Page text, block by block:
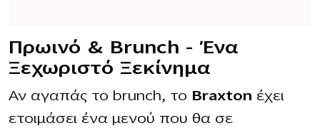
Πρωινό & Brunch – Ένα
Ξεχωριστό Ξεκίνημα
Αν αγαπάς το brunch, το Braxton έχει
ετοιμάσει ένα μενού που θα σε